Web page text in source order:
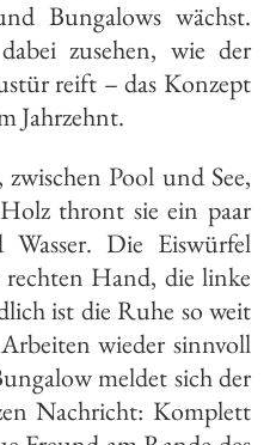
Bungalows wächst.
zusehen, wie der
reift – das Konzept
Jahrzehnt.
Pool und See,
thront sie ein paar
Die Eiswürfel
Hand, die linke
ist die Ruhe so weit
wieder sinnvoll
meldet sich der
Nachricht: Komplett